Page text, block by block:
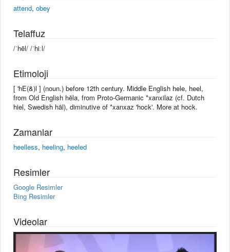
attend, obey
Telaffuz
/ˈhēl/ /ˈhiːl/
Etimoloji
[ 'hE(&)l ] (noun.) before 12th century. Middle English hele, heel,
from Old English hēla, from Proto-Germanic *xanxilaz (cf. Dutch
hiel, Swedish häl), diminutive of *xanxaz 'hock'. More at hock.
Zamanlar
heelless, heeling, heeled
Resimler
Google Resimler
Bing Resimler
Videolar